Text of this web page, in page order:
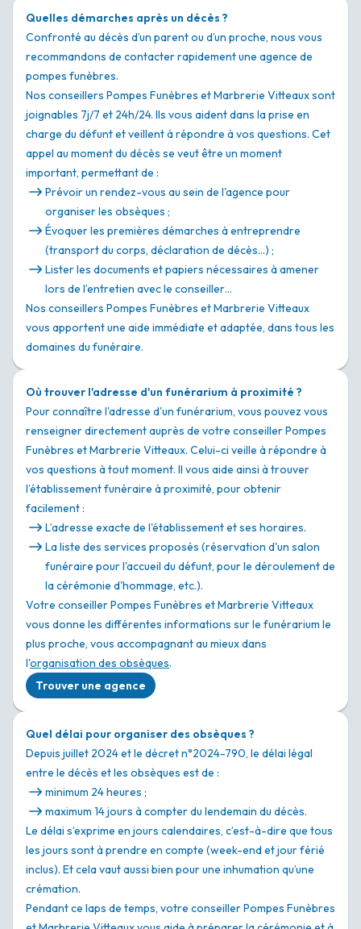
Quelles démarches après un décès ?
Confronté au décès d’un parent ou d’un proche, nous vous
recommandons de contacter rapidement une agence de
pompes funèbres.
Nos conseillers Pompes Funèbres et Marbrerie Vitteaux sont
joignables 7j/7 et 24h/24. Ils vous aident dans la prise en
charge du défunt et veillent à répondre à vos questions. Cet
appel au moment du décès se veut être un moment
important, permettant de :
Prévoir un rendez-vous au sein de l'agence pour
organiser les obsèques ;
Évoquer les premières démarches à entreprendre
(transport du corps, déclaration de décès…) ;
Lister les documents et papiers nécessaires à amener
lors de l’entretien avec le conseiller…
Nos conseillers Pompes Funèbres et Marbrerie Vitteaux
vous apportent une aide immédiate et adaptée, dans tous les
domaines du funéraire.
Où trouver l'adresse d'un funérarium à proximité ?
Pour connaître l'adresse d'un funérarium, vous pouvez vous
renseigner directement auprès de votre conseiller Pompes
Funèbres et Marbrerie Vitteaux. Celui-ci veille à répondre à
vos questions à tout moment. Il vous aide ainsi à trouver
l’établissement funéraire à proximité, pour obtenir
facilement :
L’adresse exacte de l'établissement et ses horaires.
La liste des services proposés (réservation d'un salon
funéraire pour l'accueil du défunt, pour le déroulement de
la cérémonie d'hommage, etc.).
Votre conseiller Pompes Funèbres et Marbrerie Vitteaux
vous donne les différentes informations sur le funérarium le
plus proche, vous accompagnant au mieux dans
l'organisation des obsèques.
Trouver une agence
Quel délai pour organiser des obsèques ?
Depuis juillet 2024 et le décret n°2024-790, le délai légal
entre le décès et les obsèques est de :
minimum 24 heures ;
maximum 14 jours à compter du lendemain du décès.
Le délai s’exprime en jours calendaires, c’est-à-dire que tous
les jours sont à prendre en compte (week-end et jour férié
inclus). Et cela vaut aussi bien pour une inhumation qu’une
crémation.
Pendant ce laps de temps, votre conseiller Pompes Funèbres